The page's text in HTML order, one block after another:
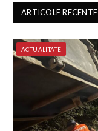
ARTICOLE RECENTE
ACTUALITATE